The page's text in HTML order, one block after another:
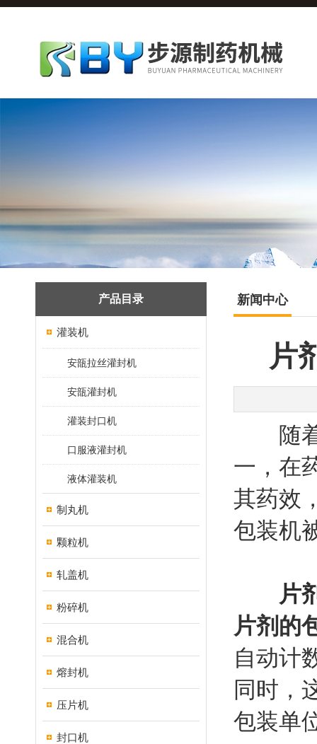
产品目录
灌装机
安瓿拉丝灌封机
安瓿灌封机
灌装封口机
口服液灌封机
液体灌装机
制丸机
颗粒机
轧盖机
粉碎机
混合机
熔封机
压片机
封口机
新闻中心
片
随着
一，在
其药效
包装机
片
片剂的
自动计
同时，
包装单